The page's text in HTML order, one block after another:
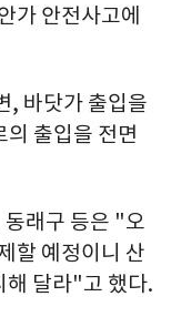
가 안전사고에
, 바닷가 출입을
출입을 전면
래구 등은 "오
할 예정이니 산
해 달라"고 했다.